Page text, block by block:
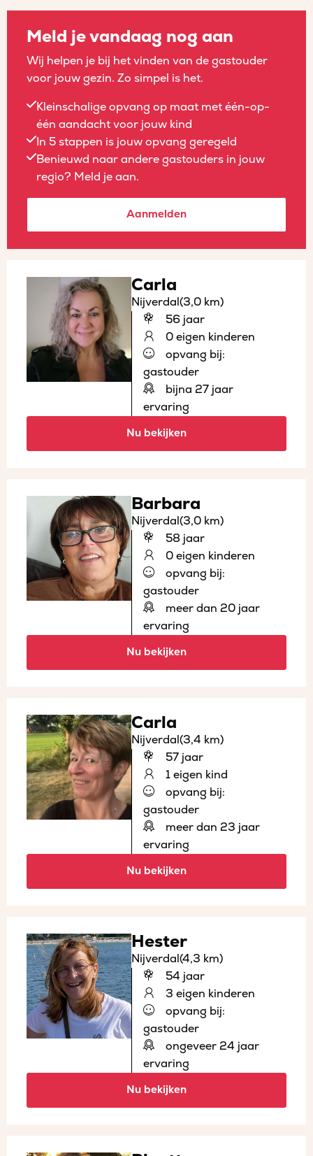
Meld je vandaag nog aan
Wij helpen je bij het vinden van de gastouder
voor jouw gezin. Zo simpel is het.
Kleinschalige opvang op maat met één-op-
één aandacht voor jouw kind
In 5 stappen is jouw opvang geregeld
Benieuwd naar andere gastouders in jouw
regio? Meld je aan.
Aanmelden
Carla
Nijverdal(3,0 km)
56 jaar
0 eigen kinderen
opvang bij:
gastouder
bijna 27 jaar
ervaring
Nu bekijken
Barbara
Nijverdal(3,0 km)
58 jaar
0 eigen kinderen
opvang bij:
gastouder
meer dan 20 jaar
ervaring
Nu bekijken
Carla
Nijverdal(3,4 km)
57 jaar
1 eigen kind
opvang bij:
gastouder
meer dan 23 jaar
ervaring
Nu bekijken
Hester
Nijverdal(4,3 km)
54 jaar
3 eigen kinderen
opvang bij:
gastouder
ongeveer 24 jaar
ervaring
Nu bekijken